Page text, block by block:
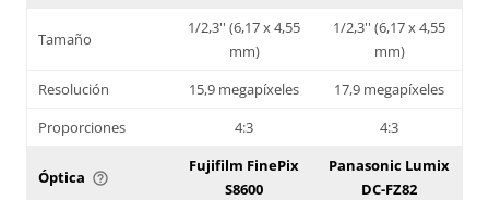
Tamaño
1/2,3'' (6,17 x 4,55
mm)
1/2,3'' (6,17 x 4,55
mm)
Resolución
15,9 megapíxeles
17,9 megapíxeles
Proporciones
4:3 4:3
Óptica help_outline
Fujifilm FinePix
S8600
Panasonic Lumix
DC-FZ82